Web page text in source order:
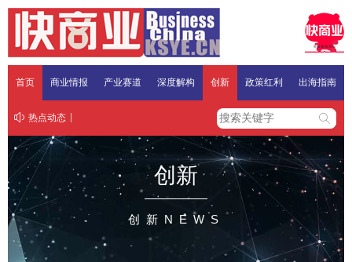
首页 商业情报 产业赛道 深度解构 创新 政策红利 出海指南
热点动态
创新
创新NEWS